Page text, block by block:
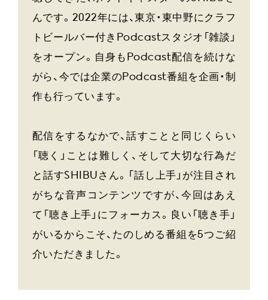
んです。2022年には、東京・東中野にクラフ
トビールバー付きPodcastスタジオ「雑談」
をオープン。自身もPodcast配信を続けな
がら、今では企業のPodcast番組を企画・制
作も行っています。
配信をするなかで、話すことと同じくらい
「聴く」ことは難しく、そして大切な行為だ
と話すSHIBUさん。「話し上手」が注目され
がちな音声コンテンツですが、今回はあえ
て「聴き上手」にフォーカス。良い「聴き手」
がいるからこそ、たのしめる番組を5つご紹
介いただきました。